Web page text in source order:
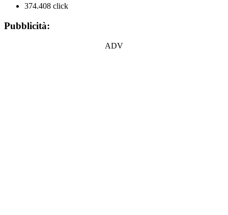
374.408 click
Pubblicità:
ADV